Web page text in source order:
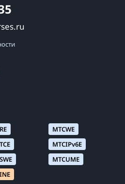
MTCWE
MTCIPv6E
MTCUME